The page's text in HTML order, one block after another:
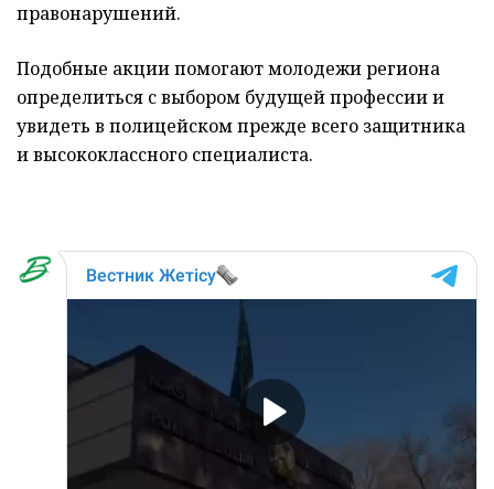
правонарушений.
Подобные акции помогают молодежи региона
определиться с выбором будущей профессии и
увидеть в полицейском прежде всего защитника
и высококлассного специалиста.